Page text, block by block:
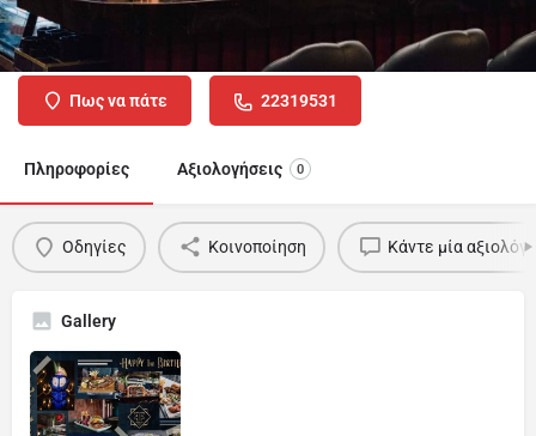
Διεύθυνση
Αξιού 82, Λακατάμεια, Λευκωσία
Πως να πάτε 22319531
Πληροφορίες Αξιολογήσεις 0
Οδηγίες Κοινοποίηση Κάντε μία
Gallery